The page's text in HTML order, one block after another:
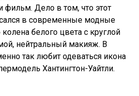
фильм. Дело в том, что этот
в современные модные
белого цвета с круглой
нейтральный макияж. В
так любит одеваться икона
Хантингтон-Уайтли.